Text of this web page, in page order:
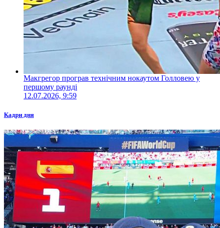
Макгрегор програв технічним нокаутом Голловею у
першому раунді
12.07.2026, 9:59
Кадри дня